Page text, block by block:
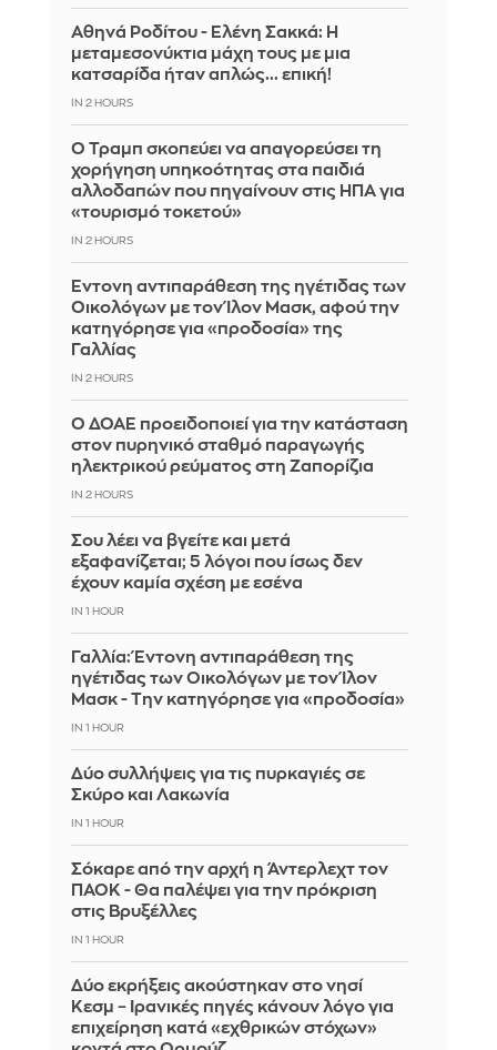
Αθηνά Ροδίτου - Ελένη Σακκά: Η
μεταμεσονύκτια μάχη τους με μια
κατσαρίδα ήταν απλώς... επική!
IN 2 HOURS
Ο Τραμπ σκοπεύει να απαγορεύσει τη
χορήγηση υπηκοότητας στα παιδιά
αλλοδαπών που πηγαίνουν στις ΗΠΑ για
«τουρισμό τοκετού»
IN 2 HOURS
Έντονη αντιπαράθεση της ηγέτιδας των
Οικολόγων με τον Ίλον Μασκ, αφού την
κατηγόρησε για «προδοσία» της
Γαλλίας
IN 2 HOURS
Ο ΔΟΑΕ προειδοποιεί για την κατάσταση
στον πυρηνικό σταθμό παραγωγής
ηλεκτρικού ρεύματος στη Ζαπορίζια
IN 2 HOURS
Σου λέει να βγείτε και μετά
εξαφανίζεται; 5 λόγοι που ίσως δεν
έχουν καμία σχέση με εσένα
IN 1 HOUR
Γαλλία: Έντονη αντιπαράθεση της
ηγέτιδας των Οικολόγων με τον Ίλον
Μασκ - Την κατηγόρησε για «προδοσία»
IN 1 HOUR
Δύο συλλήψεις για τις πυρκαγιές σε
Σκύρο και Λακωνία
IN 1 HOUR
Σόκαρε από την αρχή η Άντερλεχτ τον
ΠΑΟΚ - Θα παλέψει για την πρόκριση
στις Βρυξέλλες
IN 1 HOUR
Δύο εκρήξεις ακούστηκαν στο νησί
Κεσμ – Ιρανικές πηγές κάνουν λόγο για
επιχείρηση κατά «εχθρικών στόχων»